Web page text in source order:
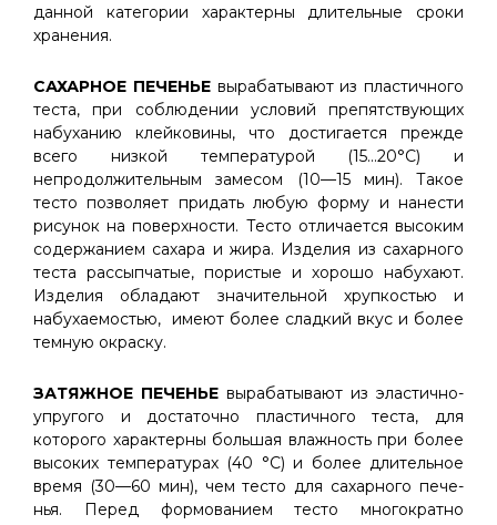
данной категории характерны длительные сроки
хранения.
САХАРНОЕ ПЕЧЕНЬЕвырабатывают из пластичного
теста, при соблюдении условий пре­пятствующих
набуханию клейковины, что достигается прежде
всего низкой темпера­турой (15...20°С) и
непродолжительным за­месом (10—15 мин). Такое
тесто позволяет придать любую форму и нанести
рисунок на поверхности. Тесто отличается высоким
содержанием сахара и жира. Изделия из сахарного
теста рассыпчатые, пористые и хорошо набухают.
Изделия обладают значительной хрупкостью и
набухаемостью, имеют более сладкий вкус и более
темную окраску.
ЗАТЯЖНОЕ ПЕЧЕНЬЕ вырабатывают из элас­тично-
упругого и достаточно пластичного теста, для
которого характерны большая влажнос­ть при более
высоких темпе­ратурах (40 °С) и более длительное
время (30—60 мин), чем тесто для сахарного пече­
нья. Перед формованием тесто многократ­но